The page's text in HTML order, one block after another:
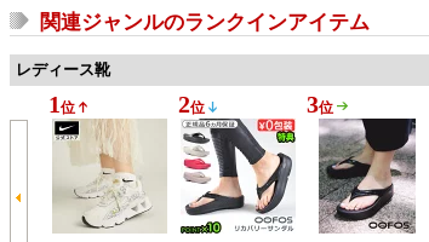
関連ジャンルのランクインアイテム
レディース靴
1 位 2位 3位